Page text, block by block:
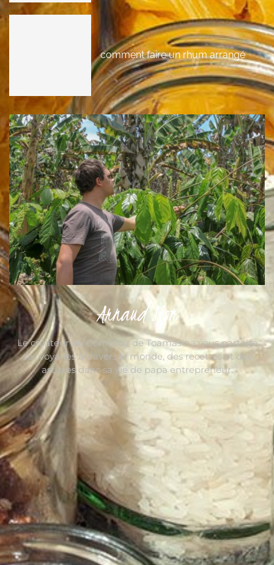
comment faire un rhum arrangé
Arnaud Sion
Le créateur du Comptoir de Toamasina vous partage
ses voyages à travers le monde, des recettes et des
astuces dans sa vie de papa entrepreneur.